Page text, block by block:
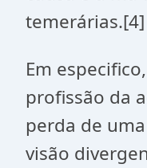
temerárias.[4]
Em
profissão da
perda de
visão